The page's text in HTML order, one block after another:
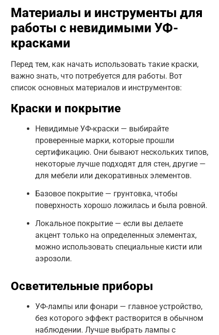
Материалы и инструменты для
работы с невидимыми УФ-
красками
Перед тем, как начать использовать такие краски,
важно знать, что потребуется для работы. Вот
список основных материалов и инструментов:
Краски и покрытие
Невидимые УФ-краски — выбирайте
проверенные марки, которые прошли
сертификацию. Они бывают нескольких типов,
некоторые лучше подходят для стен, другие —
для мебели или декоративных элементов.
Базовое покрытие — грунтовка, чтобы
поверхность хорошо ложилась и была ровной.
Локальное покрытие — если вы делаете
акцент только на определенных элементах,
можно использовать специальные кисти или
аэрозоли.
Осветительные приборы
УФ-лампы или фонари — главное устройство,
без которого эффект растворится в обычном
наблюдении. Лучше выбрать лампы с